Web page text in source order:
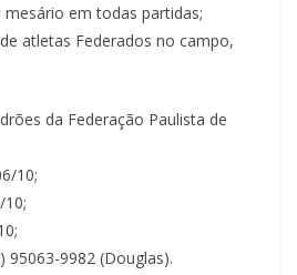
em todas partidas;
atletas Federados no campo,
da Federação Paulista de
10;
95063-9982 (Douglas).